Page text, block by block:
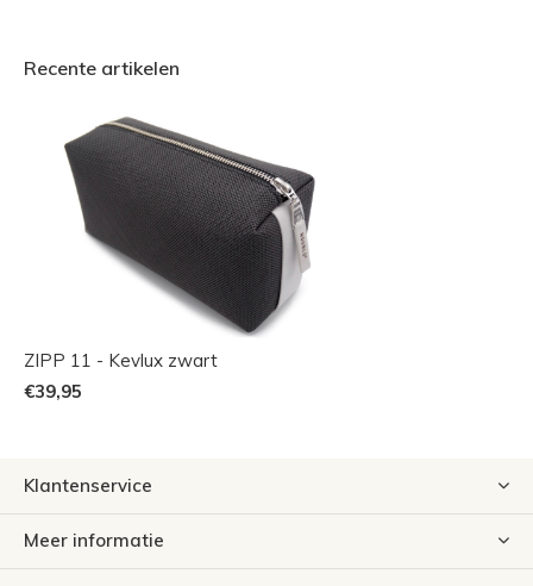
Recente artikelen
ZIPP 11 - Kevlux zwart
€39,95
Klantenservice
Meer informatie